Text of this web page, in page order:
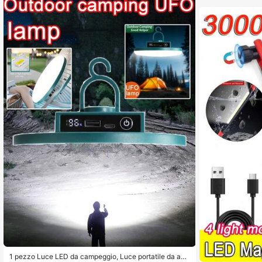
4.86
1.2K
4.86
1.2K
1 pezzo Luce LED da campeggio, Luce portatile da app